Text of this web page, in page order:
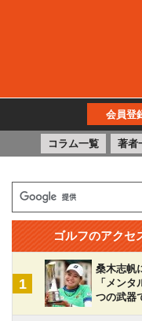
会員登
コラム一覧 著者
ゴルフのアクセ
1
桑木志帆
「メン
つの武器